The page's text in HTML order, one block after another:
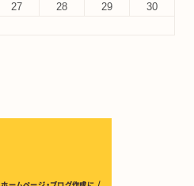
27 28 29
30